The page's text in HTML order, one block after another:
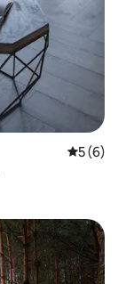
レビュー
5 (6)